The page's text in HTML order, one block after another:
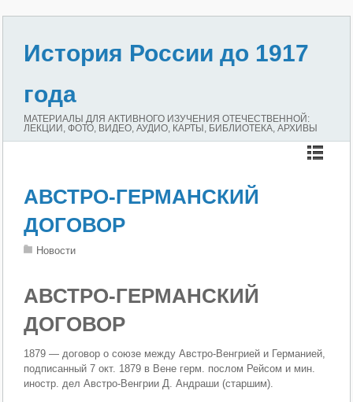
История России до 1917
года
МАТЕРИАЛЫ ДЛЯ АКТИВНОГО ИЗУЧЕНИЯ ОТЕЧЕСТВЕННОЙ:
ЛЕКЦИИ, ФОТО, ВИДЕО, АУДИО, КАРТЫ, БИБЛИОТЕКА, АРХИВЫ
АВСТРО-ГЕРМАНСКИЙ
ДОГОВОР
Новости
АВСТРО-ГЕРМАНСКИЙ
ДОГОВОР
1879 — договор о союзе между Австро-Венгрией и Германией,
подписанный 7 окт. 1879 в Вене герм. послом Рейсом и мин.
иностр. дел Австро-Венгрии Д. Андраши (старшим).